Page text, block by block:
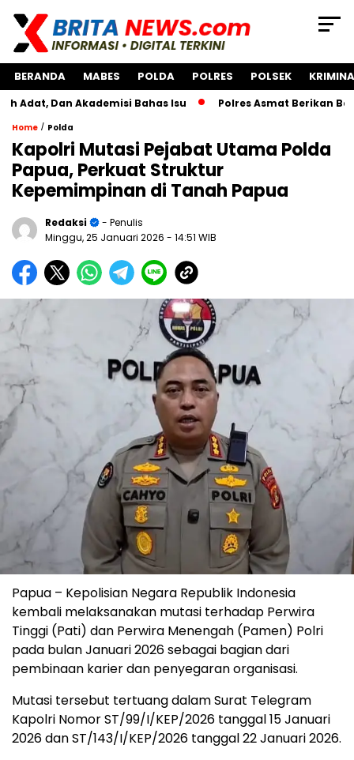
BERANDA MABES POLDA POLRES POLSEK
Akademisi Bahas Isu Polres Asmat Berikan Bantuan
Home / Polda
Kapolri Mutasi Pejabat Utama Polda
Papua, Perkuat Struktur
Kepemimpinan di Tanah Papua
Redaksi
- Penulis
Minggu, 25 Januari 2026 - 14:51 WIB
Papua – Kepolisian Negara Republik Indonesia
kembali melaksanakan mutasi terhadap Perwira
Tinggi (Pati) dan Perwira Menengah (Pamen) Polri
pada bulan Januari 2026 sebagai bagian dari
pembinaan karier dan penyegaran organisasi.
Mutasi tersebut tertuang dalam Surat Telegram
Kapolri Nomor ST/99/I/KEP/2026 tanggal 15 Januari
2026 dan ST/143/I/KEP/2026 tanggal 22 Januari 2026.